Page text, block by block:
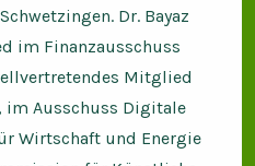
Dr. Bayaz
im Finanzausschuss
Mitglied
im Ausschuss Digitale
Wirtschaft und Energie